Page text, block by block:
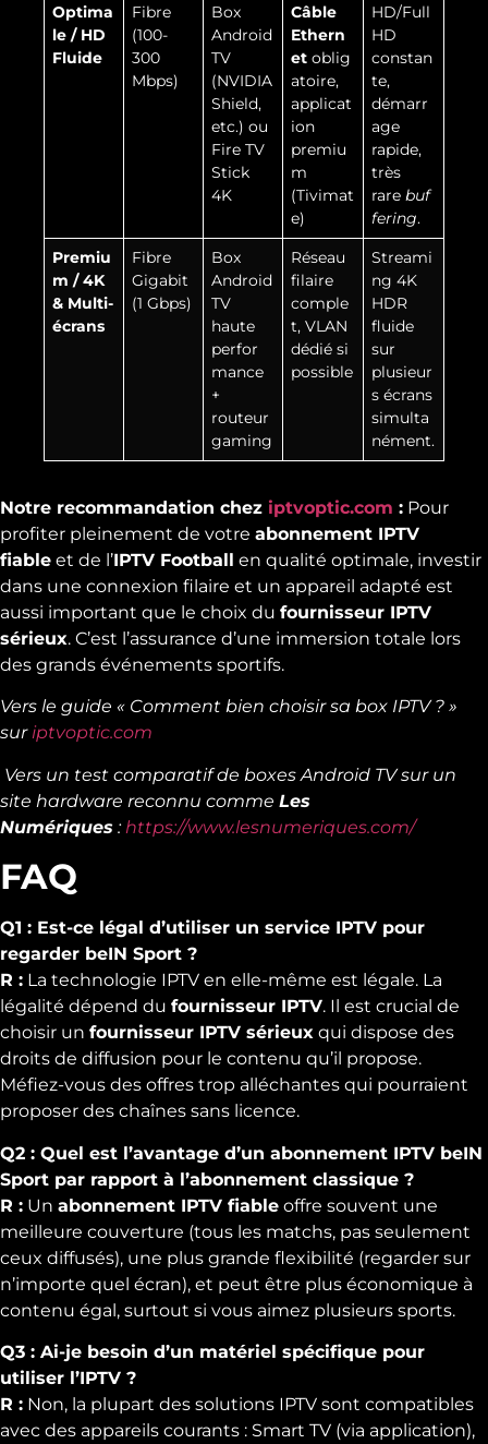
Optima
le / HD
Fluide
Fibre
(100-
300
Mbps)
Box
Android
TV
(NVIDIA
Shield,
etc.) ou
Fire TV
Stick
4K
Câble
Ethern
et oblig
atoire,
applicat
ion
premiu
m
(Tivimat
e)
HD/Full
HD
constan
te,
démarr
age
rapide,
très
rarebuf
fering.
Premiu
m / 4K
& Multi-
écrans
Fibre
Gigabit
(1 Gbps)
Box
Android
TV
haute
perfor
mance
+
routeur
gaming
Réseau
filaire
comple
t, VLAN
dédié si
possible
Streami
ng 4K
HDR
fluide
sur
plusieur
s écrans
simulta
nément.
Notre recommandation chez iptvoptic.com : Pour
profiter pleinement de votre abonnement IPTV
fiable et de l’IPTV Football en qualité optimale, investir
dans une connexion filaire et un appareil adapté est
aussi important que le choix du fournisseur IPTV
sérieux. C’est l’assurance d’une immersion totale lors
des grands événements sportifs.
Vers le guide « Comment bien choisir sa box IPTV ? »
suriptvoptic.com
Vers un test comparatif de boxes Android TV sur un
site hardware reconnu comme Les
Numériques : https://www.lesnumeriques.com/
FAQ
Q1 : Est-ce légal d’utiliser un service IPTV pour
regarder beIN Sport ?
R : La technologie IPTV en elle-même est légale. La
légalité dépend du fournisseur IPTV. Il est crucial de
choisir un fournisseur IPTV sérieux qui dispose des
droits de diffusion pour le contenu qu’il propose.
Méfiez-vous des offres trop alléchantes qui pourraient
proposer des chaînes sans licence.
Q2 : Quel est l’avantage d’un abonnement IPTV beIN
Sport par rapport à l’abonnement classique ?
R : Un abonnement IPTV fiable offre souvent une
meilleure couverture (tous les matchs, pas seulement
ceux diffusés), une plus grande flexibilité (regarder sur
n’importe quel écran), et peut être plus économique à
contenu égal, surtout si vous aimez plusieurs sports.
Q3 : Ai-je besoin d’un matériel spécifique pour
utiliser l’IPTV ?
R : Non, la plupart des solutions IPTV sont compatibles
avec des appareils courants : Smart TV (via application),